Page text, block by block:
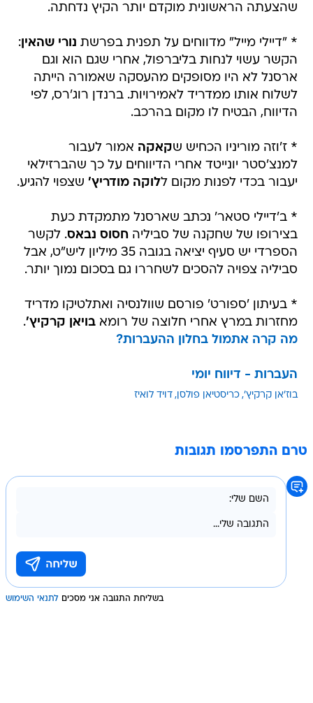
שהצעתה הראשונית מוקדם יותר הקיץ נדחתה.
* "דיילי מייל" מדווחים על תפנית בפרשת נורי שהאין:
הקשר עשוי לנחות בליברפול, אחרי שגם הוא וגם
ארסנל לא היו מסופקים מהעסקה שאמורה הייתה
לשלוח אותו ממדריד לאמירויות. ברנדן רוג'רס, לפי
הדיווח, הבטיח לו מקום בהרכב.
* ז'וזה מוריניו הכחיש שקאקה אמור לעבור
למנצ'סטר יונייטד אחרי הדיווחים על כך שהברזילאי
יעבור בכדי לפנות מקום ללוקה מודריץ' שצפוי להגיע.
* ב'דיילי סטאר' נכתב שארסנל מתמקדת כעת
בצירופו של שחקנה של סביליהחסוס נבאס. לקשר
הספרדי יש סעיף יציאה בגובה 35 מיליון ליש"ט, אבל
סביליה צפויה להסכים לשחררו גם בסכום נמוך יותר.
* בעיתון 'ספורט' פורסם שוולנסיה ואתלטיקו מדריד
מחזרות במרץ אחרי חלוצה של רומאבויאן קרקיץ'.
מה קרה אתמול בחלון ההעברות?
העברות - דיווח יומי
בוז'אן קרקיץ' כריסטיאן פולסן דויד לואיז
טרם התפרסמו תגובות
בשליחת התגובה אני מסכים לתנאי השימוש